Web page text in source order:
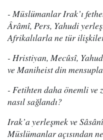
- Müslümanlar Irak’ı
Ârâmî, Pers, Yahudi
Afrikalılarla ne tür
- Hristiyan, Mecûsî,
ve Maniheist din
- Fetihten daha önemli ve
nasıl sağlandı?
Irak’a yerleşmek ve
Müslümanlar açısından